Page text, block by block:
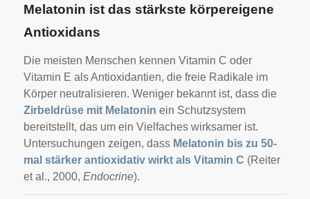
Melatonin ist das stärkste körpereigene
Antioxidans
Die meisten Menschen kennen Vitamin C oder
Vitamin E als Antioxidantien, die freie Radikale im
Körper neutralisieren. Weniger bekannt ist, dass die
Zirbeldrüse mit Melatonin ein Schutzsystem
bereitstellt, das um ein Vielfaches wirksamer ist.
Untersuchungen zeigen, dass Melatonin bis zu 50-
mal stärker antioxidativ wirkt als Vitamin C (Reiter
et al., 2000, Endocrine).